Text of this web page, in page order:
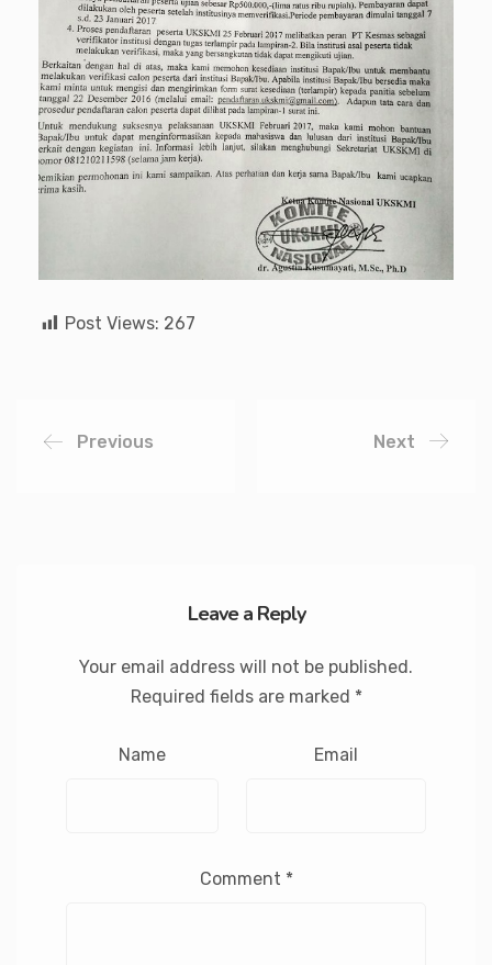
Post Views: 267
Previous Next
Leave a Reply
Your email address will not be published.
Required fields are marked *
Name Email
Comment *